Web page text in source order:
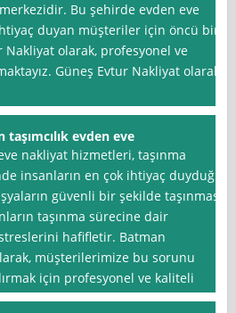
Bu şehirde evden eve
duyan müşteriler için öncü bir
Nakliyat olarak, profesyonel ve
Güneş Evtur Nakliyat olarak,
taşımcılık evden eve
nakliyat hizmetleri, taşınma
insanların en çok ihtiyaç duyduğu
güvenli bir şekilde taşınması
taşınma sürecine dair
hafifletir. Batman
müşterilerimize bu sorunu
için profesyonel ve kaliteli